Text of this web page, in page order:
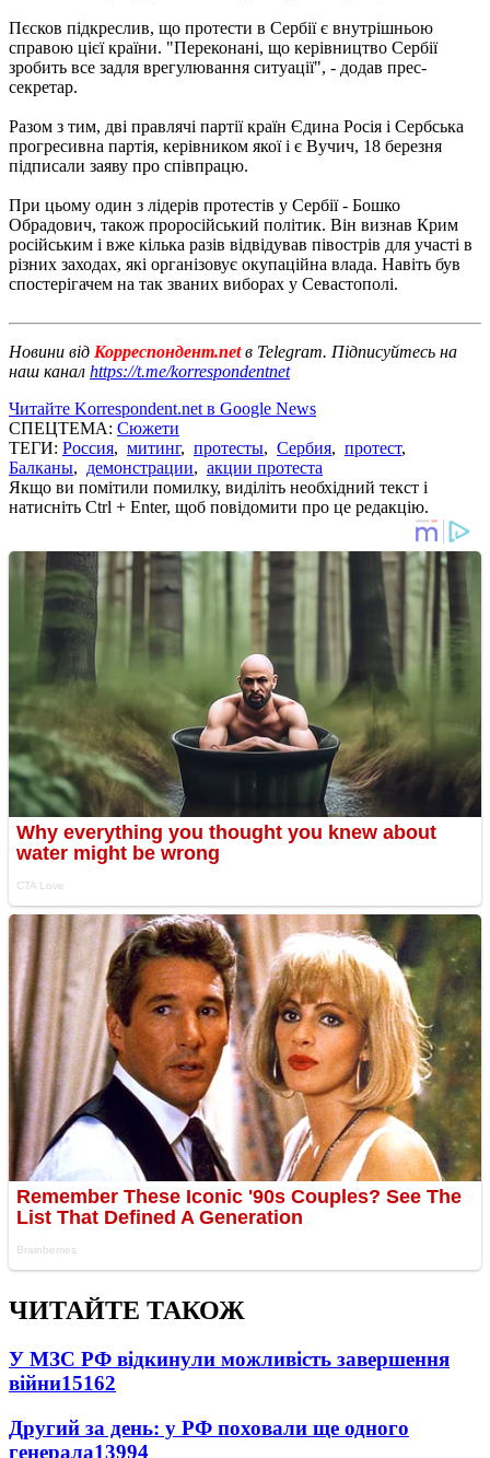
Пєсков підкреслив, що протести в Сербії є внутрішньою
справою цієї країни. "Переконані, що керівництво Сербії
зробить все задля врегулювання ситуації", - додав прес-
секретар.
Разом з тим, дві правлячі партії країн Єдина Росія і Сербська
прогресивна партія, керівником якої і є Вучич, 18 березня
підписали заяву про співпрацю.
При цьому один з лідерів протестів у Сербії - Бошко
Обрадович, також проросійський політик. Він визнав Крим
російським і вже кілька разів відвідував півострів для участі в
різних заходах, які організовує окупаційна влада. Навіть був
спостерігачем на так званих виборах у Севастополі.
Новини від Корреспондент.netв Telegram. Підписуйтесь на
наш канал https://t.me/korrespondentnet
Читайте Korrespondent.net в Google News
СПЕЦТЕМА: Сюжети
ТЕГИ: Россия, митинг, протесты, Сербия, протест,
Балканы, демонстрации, акции протеста
Якщо ви помітили помилку, виділіть необхідний текст і
натисніть Ctrl + Enter, щоб повідомити про це редакцію.
ЧИТАЙТЕ ТАКОЖ
У МЗС РФ відкинули можливість завершення
війни15162
Другий за день: у РФ поховали ще одного
генерала13994